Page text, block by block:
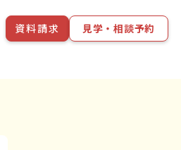
資料請求 見学・相談予約